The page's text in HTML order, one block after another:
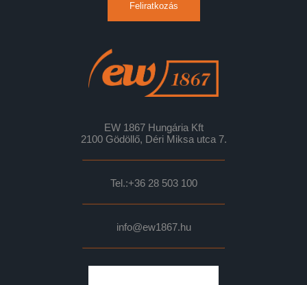
Feliratkozás
EW 1867 Hungária Kft
2100 Gödöllő, Déri Miksa utca 7.
Tel.:+36 28 503 100
info@ew1867.hu